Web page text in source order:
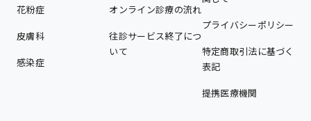
花粉症
皮膚科
感染症
オンライン診療の流れ
往診サービス終了につ
いて
プライバシーポリシー
特定商取引法に基づく
表記
提携医療機関